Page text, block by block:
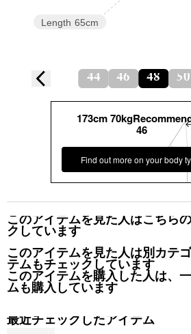
Length 65cm
44 46 48 50
173cm
46
Find out more on your body
このアイテムを見た人はこちら
クしています
このアイテムを見た人は別カテ
テムもチェックしています
このアイテムを購入した人は、
ムも購入しています
最近チェックしたアイテム